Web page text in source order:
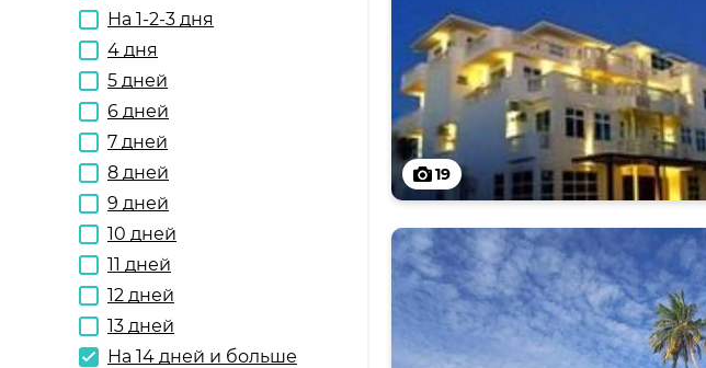
На 1-2-3 дня
4 дня
5 дней
6 дней
7 дней
8 дней
9 дней
10 дней
11 дней
12 дней
13 дней
На 14 дней и больше
19